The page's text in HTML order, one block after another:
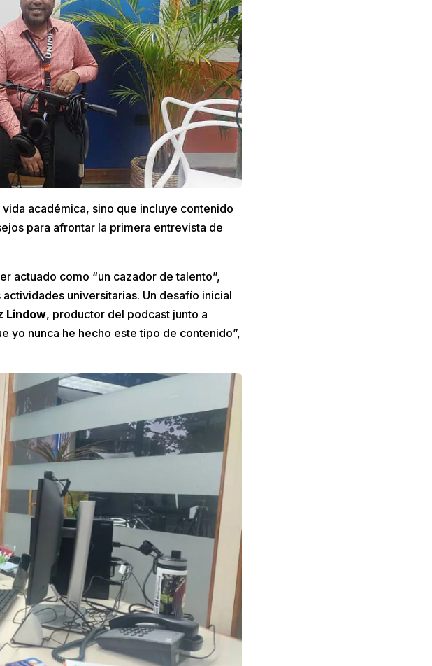
académica, sino que incluye contenido
para afrontar la primera entrevista de
actuado como “un cazador de talento”,
universitarias. Un desafío inicial
Lindow, productor del podcast junto a
yo nunca he hecho este tipo de contenido”,